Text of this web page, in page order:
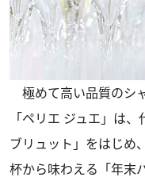
極めて高い品質のシ
「ペリエ ジュエ」は
ブリュット」をはじめ
杯から味わえる「年末